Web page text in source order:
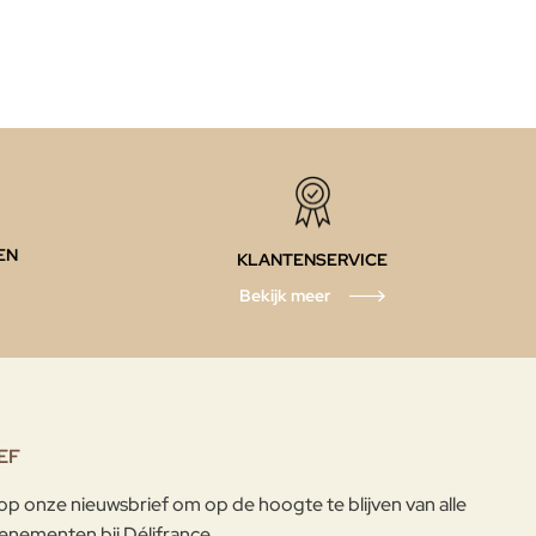
KLANTENSERVICE
Bekijk meer
onze nieuwsbrief om op de hoogte te blijven van alle